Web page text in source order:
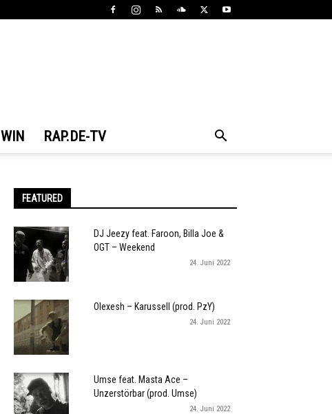
WIN RAP.DE-TV
FEATURED
DJ Jeezy feat. Faroon, Billa Joe &
OGT – Weekend
24. Juni 2022
Olexesh – Karussell (prod. PzY)
24. Juni 2022
Umse feat. Masta Ace –
Unzerstörbar (prod. Umse)
24. Juni 2022